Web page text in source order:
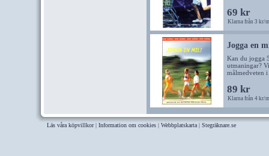
69 kr
Klarna från 3 kr/
Jogga en
Kan du jogga
utmaningar?
målmedveten
89 kr
Klarna från 4 kr/
Läs våra köpvillkor| Information om cookies | Webbplatskarta | Stegräknare.se